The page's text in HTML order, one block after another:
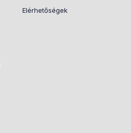
Elérhetőségek